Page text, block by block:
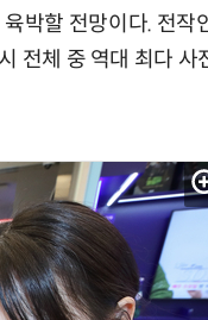
박할 전망이다. 전작
전체 중 역대 최다 사